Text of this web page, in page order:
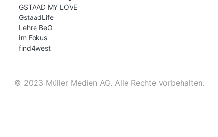
GSTAAD MY LOVE
GstaadLife
Lehre BeO
Im Fokus
find4west
© 2023 Müller Medien AG. Alle Rechte vorbehalten.